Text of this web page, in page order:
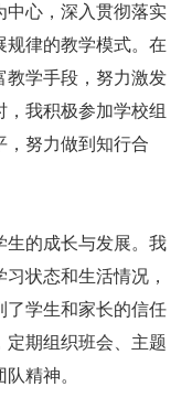
中心，深入贯彻落实
规律的教学模式。在
教学手段，努力激发
我积极参加学校组
，努力做到知行合
生的成长与发展。我
状态和生活情况，
了学生和家长的信任
定期组织班会、主题
精神。